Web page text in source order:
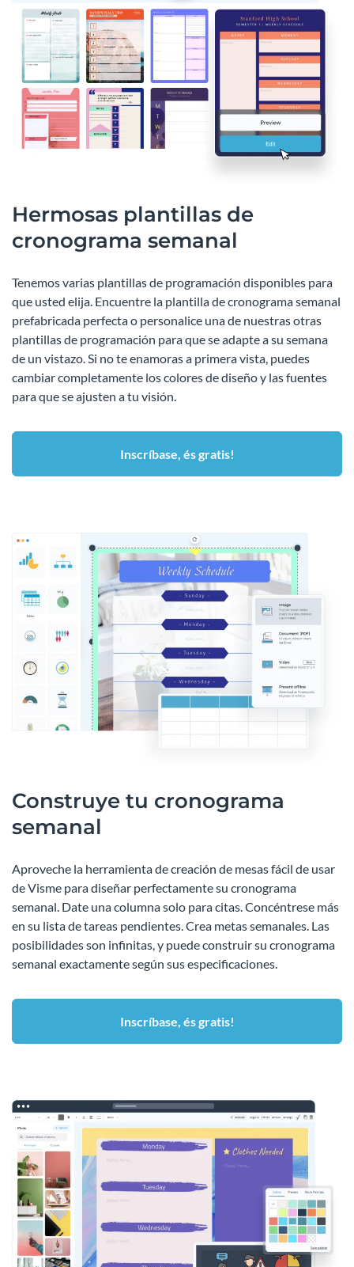
Hermosas plantillas de
cronograma semanal
Tenemos varias plantillas de programación disponibles para
que usted elija. Encuentre la plantilla de cronograma semanal
prefabricada perfecta o personalice una de nuestras otras
plantillas de programación para que se adapte a su semana
de un vistazo. Si no te enamoras a primera vista, puedes
cambiar completamente los colores de diseño y las fuentes
para que se ajusten a tu visión.
Inscríbase, és gratis!
Construye tu cronograma
semanal
Aproveche la herramienta de creación de mesas fácil de usar
de Visme para diseñar perfectamente su cronograma
semanal. Date una columna solo para citas. Concéntrese más
en su lista de tareas pendientes. Crea metas semanales. Las
posibilidades son infinitas, y puede construir su cronograma
semanal exactamente según sus especificaciones.
Inscríbase, és gratis!